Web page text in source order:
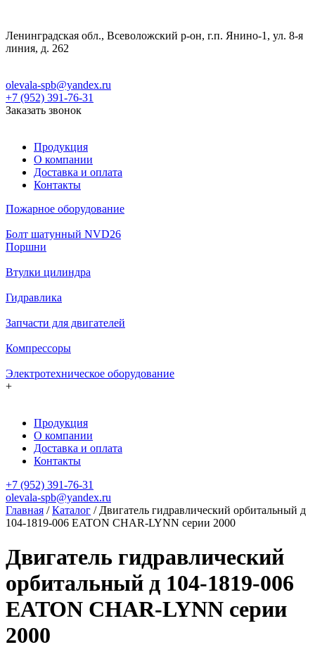
Ленинградская обл., Всеволожский р-он, г.п. Янино-1, ул. 8-я
линия, д. 262
olevala-spb@yandex.ru
+7 (952) 391-76-31
Заказать звонок
Продукция
О компании
Доставка и оплата
Контакты
Пожарное оборудование
Болт шатунный NVD26
Поршни
Втулки цилиндра
Гидравлика
Запчасти для двигателей
Компрессоры
Электротехническое оборудование
+
Продукция
О компании
Доставка и оплата
Контакты
+7 (952) 391-76-31
olevala-spb@yandex.ru
Главная /Каталог / Двигатель гидравлический орбитальный д
104-1819-006 EATON CHAR-LYNN серии 2000
Двигатель гидравлический
орбитальный д 104-1819-006
EATON CHAR-LYNN серии
2000